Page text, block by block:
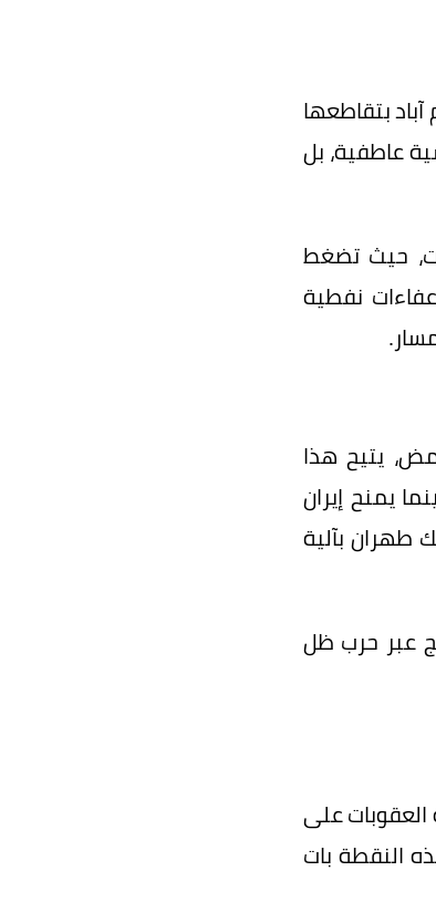
بتقاطعها
عاطفية، بل
حيث تضغط
نفطية
يتيح هذا
يمنح إيران
أو تمسُّك طهران بآلية
عبر حرب ظل
العقوبات على
النقطة بات